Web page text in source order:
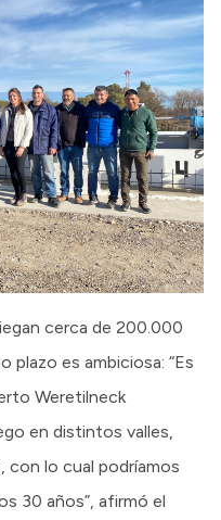
cerca de 200.000
plazo es ambiciosa: “Es
Weretilneck
en distintos valles,
con lo cual podríamos
30 años”, afirmó el